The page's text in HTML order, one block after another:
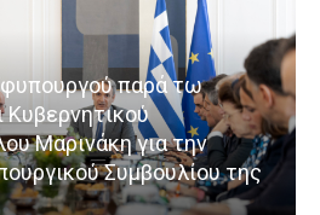
παρά τω
Μαρινάκη για την
Συμβουλίου της